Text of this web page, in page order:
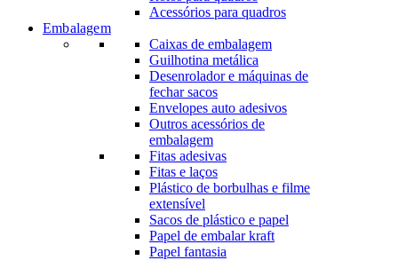
Acessórios para quadros
Embalagem
Caixas de embalagem
Guilhotina metálica
Desenrolador e máquinas de
fechar sacos
Envelopes auto adesivos
Outros acessórios de
embalagem
Fitas adesivas
Fitas e laços
Plástico de borbulhas e filme
extensível
Sacos de plástico e papel
Papel de embalar kraft
Papel fantasia